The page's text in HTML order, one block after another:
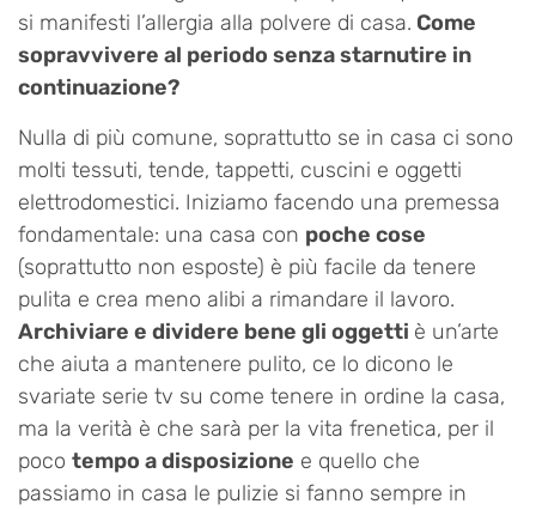
si manifesti l’allergia alla polvere di casa. Come
sopravvivere al periodo senza starnutire in
continuazione?
Nulla di più comune, soprattutto se in casa ci sono
molti tessuti, tende, tappetti, cuscini e oggetti
elettrodomestici. Iniziamo facendo una premessa
fondamentale: una casa con poche cose
(soprattutto non esposte) è più facile da tenere
pulita e crea meno alibi a rimandare il lavoro.
Archiviare e dividere bene gli oggetti è un’arte
che aiuta a mantenere pulito, ce lo dicono le
svariate serie tv su come tenere in ordine la casa,
ma la verità è che sarà per la vita frenetica, per il
poco tempo a disposizione e quello che
passiamo in casa le pulizie si fanno sempre in